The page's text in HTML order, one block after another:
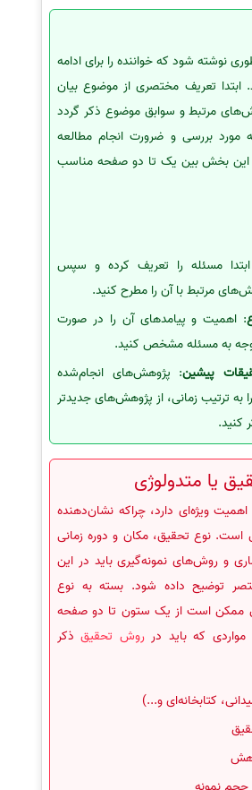
نوشته شود که خواننده را برای ادامه
ابتدا تعریف مختصری از موضوع بیان
مرتبط و سوابق موضوع ذکر گردد
مورد بررسی و ضرورت انجام مطالعه
بخش بین یک تا دو صفحه مناسب
مسئله را تعریف کرده و سپس
مرتبط با آن را مطرح کنید.
: اهمیت و پیامدهای آن را در صورت
به مسئله مشخص کنید.
پیشین: پژوهش‌های انجام‌شده
به ترتیب زمانی، از پژوهش‌های جدیدتر
کنید.
یا متدولوژی
ویژه‌ای دارد، چراکه نشان‌دهنده
است. نوع تحقیق، مکان و دوره زمانی
و روش‌های نمونه‌گیری باید در این
توضیح داده شود. بسته به نوع
ممکن است از یک ستون تا دو صفحه
که باید درروش تحقیقذکر
کتابخانه‌ای و...)